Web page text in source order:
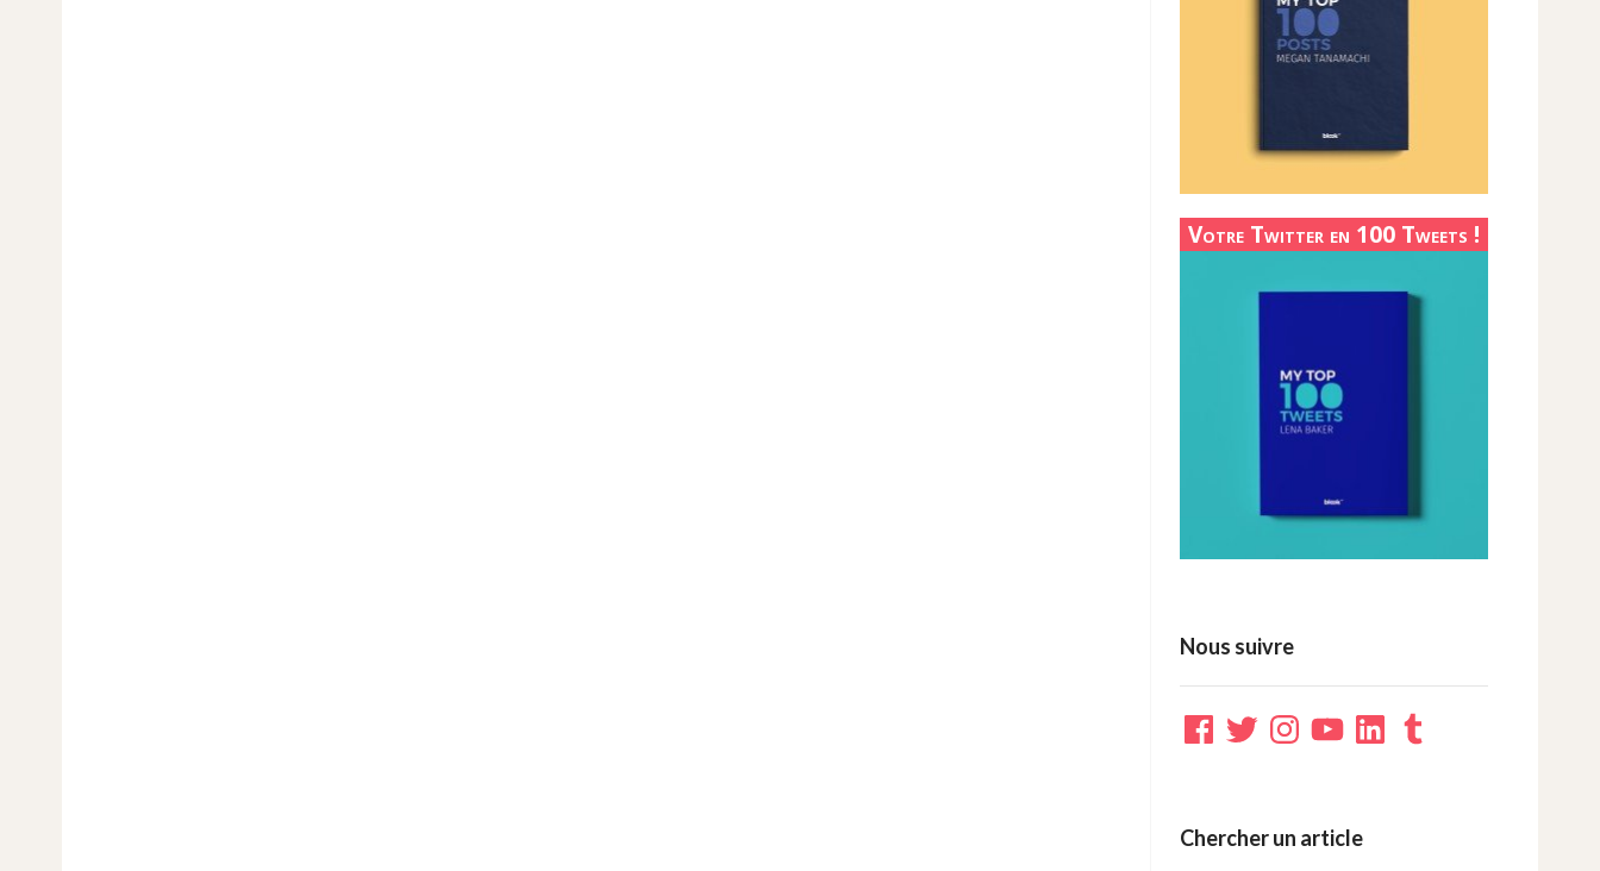
Votre Twitter en 100 Tweets !
Nous suivre
Facebook
TwitterInstagramYouTubeLinkedInTumblr
Chercher un article